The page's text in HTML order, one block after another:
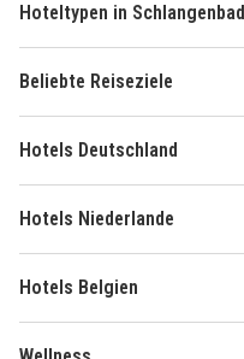
Hoteltypen in Schlangenbad
Beliebte Reiseziele
Hotels Deutschland
Hotels Niederlande
Hotels Belgien